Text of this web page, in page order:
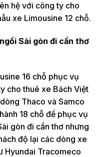
hệ với công ty cho
xe Limousine 12 chỗ.
Sài gòn đi cần thơ
16 chỗ phục vụ
cho thuê xe Bách Việt
Thaco và Samco
18 chỗ để phục vụ
gòn đi cần thơ nhưng
độ lại các dòng xe
Hyundai Tracomeco